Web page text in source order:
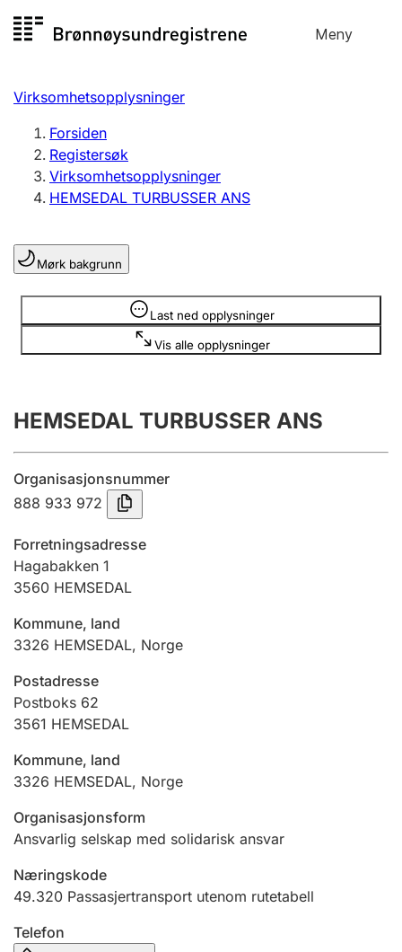
til
Meny
Registersøk
Aksjeselskap
Enkeltpersonforetak
Registrere, endre, slette
Lag og forening
Registrere, endre, slette
Årsregnskap
Innsending og forsinkelsesgebyr
Jeger
Ektepaktveileder
Andre tema
Virksomhetsopplysninger
Forsiden
Registersøk
Virksomhetsopplysninger
HEMSEDAL TURBUSSER ANS
Mørk bakgrunn
Last ned opplysninger
Vis alle opplysninger
Opplysninger er skjult
HEMSEDAL TURBUSSER ANS
Organisasjonsnummer
888 933 972
Forretningsadresse
Hagabakken 1
3560 HEMSEDAL
Kommune, land
3326 HEMSEDAL, Norge
Postadresse
Postboks 62
3561 HEMSEDAL
Kommune, land
3326 HEMSEDAL, Norge
Organisasjonsform
Ansvarlig selskap med solidarisk ansvar
Næringskode
49.320 Passasjertransport utenom rutetabell
Telefon